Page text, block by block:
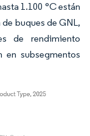
1.100 °C están
buques de GNL,
de rendimiento
en subsegmentos